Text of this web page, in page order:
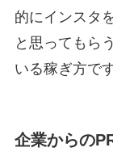
的にインスタ
と思ってもら
いる稼ぎ方です
企業からの